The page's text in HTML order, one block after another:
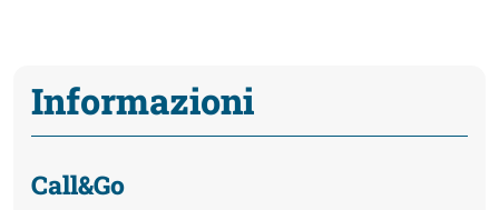
Informazioni
Call&Go